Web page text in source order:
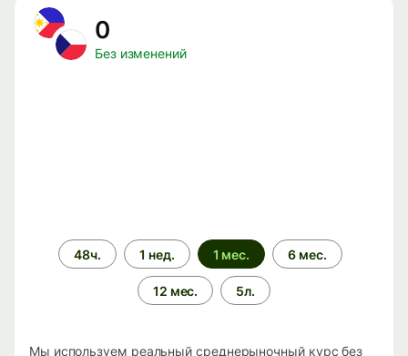
0
Без изменений
Период
времени
48ч. 1 нед. 1 мес. 6 мес.
12 мес. 5л.
Мы используем реальный среднерыночный курс без